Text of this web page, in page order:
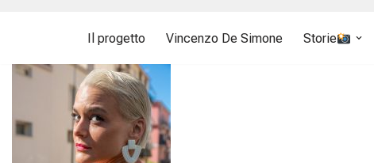
Il progetto Vincenzo De Simone Storie